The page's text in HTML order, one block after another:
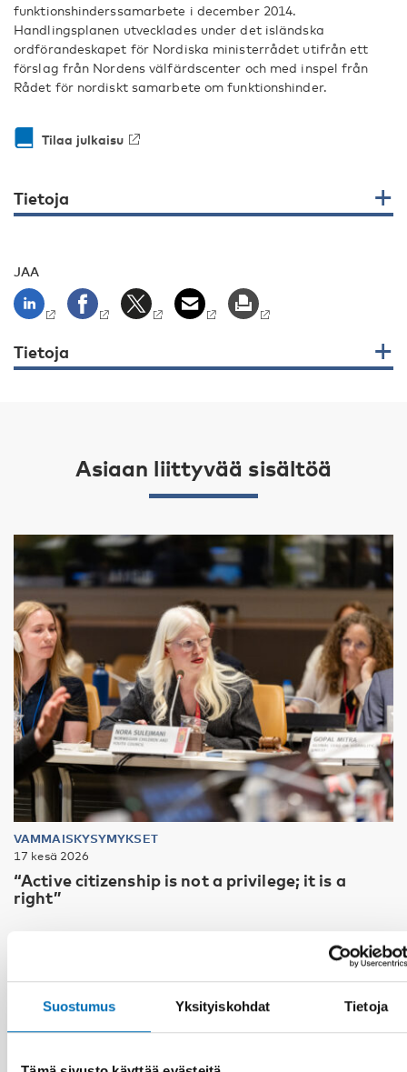
Suostumus Yksityiskohdat Tietoja
funktionshinderssamarbete i december 2014.
Handlingsplanen utvecklades under det isländska
ordförandeskapet för Nordiska ministerrådet utifrån ett
förslag från Nordens välfärdscenter och med inspel från
Rådet för nordiskt samarbete om funktionshinder.
Tilaa julkaisu
Tietoja
JAA
Tietoja
Asiaan liittyvää sisältöä
VAMMAISKYSYMYKSET
17 kesä 2026
“Active citizenship is not a privilege; it is a
right”